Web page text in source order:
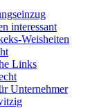
interessant
Weisheiten
Links
Unternehmer